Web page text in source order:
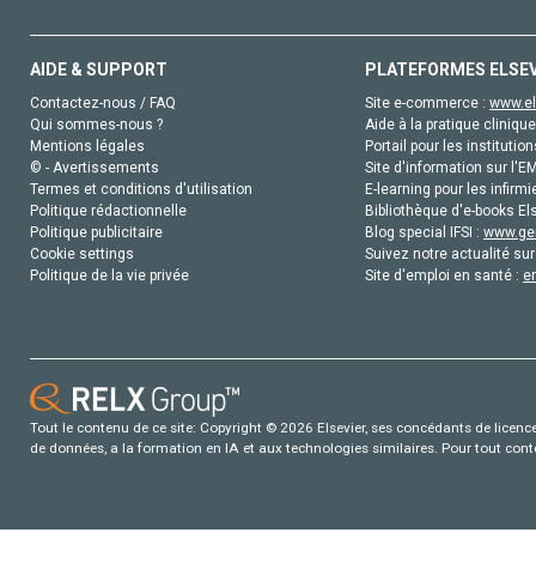
AIDE & SUPPORT
Contactez-nous / FAQ
Qui sommes-nous ?
Mentions légales
© - Avertissements
Termes et conditions d'utilisation
Politique rédactionnelle
Politique publicitaire
Cookie settings
Politique de la vie privée
PLATEFORMES
Site e-commerce :
Aide à la pratique
Portail pour les
Site d'information sur
E-learning pour les
Bibliothèque d'e-books
Blog special IFSI :
Suivez notre actualité
Site d'emploi en santé :
Tout le contenu de ce site: Copyright © 2026 Elsevier, ses concédants de
de données, a la formation en IA et aux technologies similaires. Pour tout